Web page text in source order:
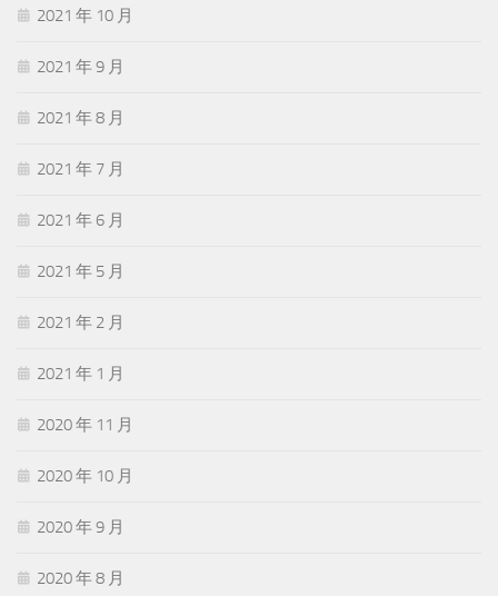
2021 年 10 月
2021 年 9 月
2021 年 8 月
2021 年 7 月
2021 年 6 月
2021 年 5 月
2021 年 2 月
2021 年 1 月
2020 年 11 月
2020 年 10 月
2020 年 9 月
2020 年 8 月